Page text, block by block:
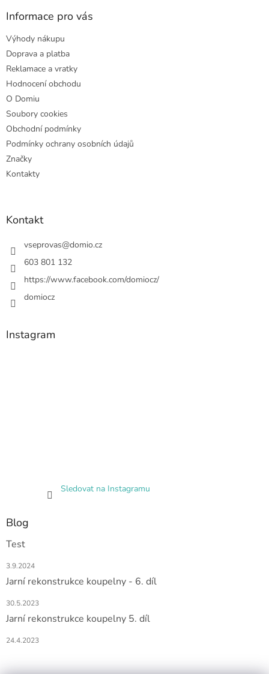
Informace pro vás
Výhody nákupu
Doprava a platba
Reklamace a vratky
Hodnocení obchodu
O Domiu
Soubory cookies
Obchodní podmínky
Podmínky ochrany osobních údajů
Značky
Kontakty
Kontakt
vseprovas@domio.cz
603 801 132
https://www.facebook.com/domiocz/
domiocz
Instagram
Sledovat na Instagramu
Blog
Test
3.9.2024
Jarní rekonstrukce koupelny - 6. díl
30.5.2023
Jarní rekonstrukce koupelny 5. díl
24.4.2023